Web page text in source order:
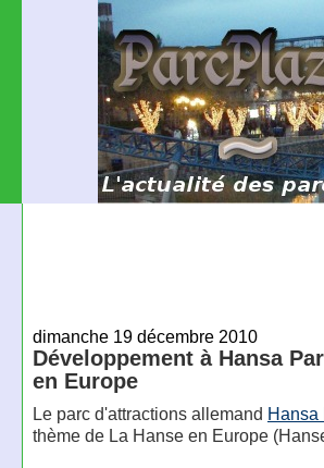
dimanche 19 décembre 2010
Développement à Hansa
en Europe
Le parc d'attractions allemand Hansa
thème de La Hanse en Europe